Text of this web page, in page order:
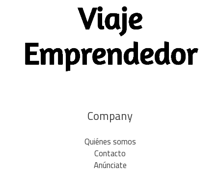
Company
Quiénes somos
Contacto
Anúnciate